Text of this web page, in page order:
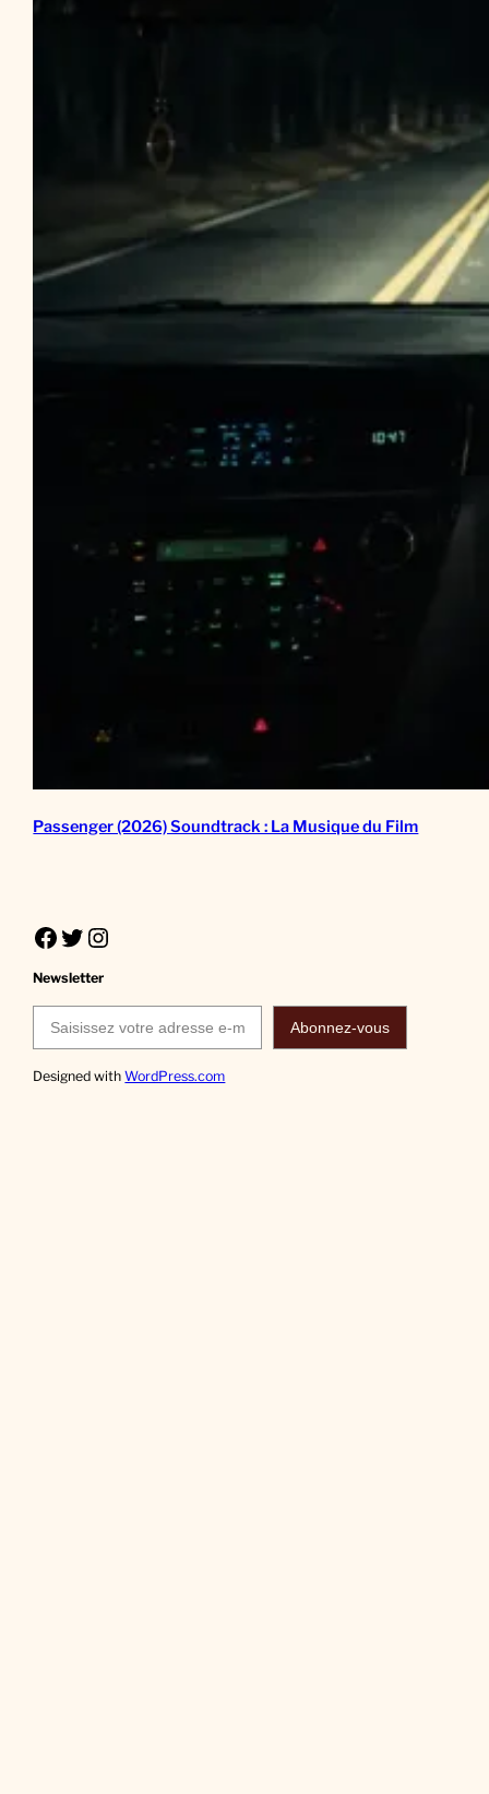
Passenger (2026) Soundtrack : La Musique du Film
Facebook Twitter Instagram
Newsletter
Saisissez votre adresse e-mail…
Abonnez-vous
Designed withWordPress.com